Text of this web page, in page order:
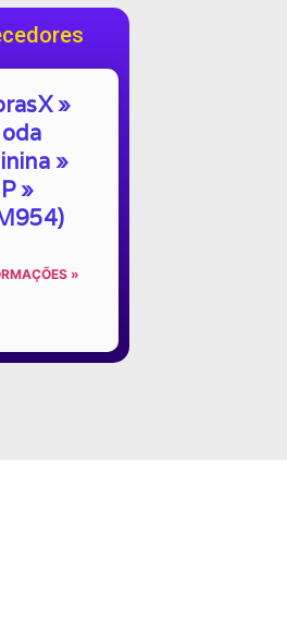
»
»
»
»